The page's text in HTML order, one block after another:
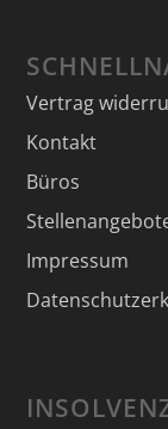
Vertrag
Kontakt
Büros
Impressum